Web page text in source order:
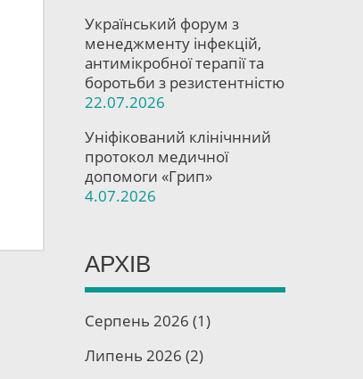
Український форум з
менеджменту інфекцій,
антимікробної терапії та
боротьби з резистентністю
22.07.2026
Уніфікований клінічнний
протокол медичної
допомоги «Грип»
4.07.2026
АРХІВ
Серпень 2026 (1)
Липень 2026 (2)